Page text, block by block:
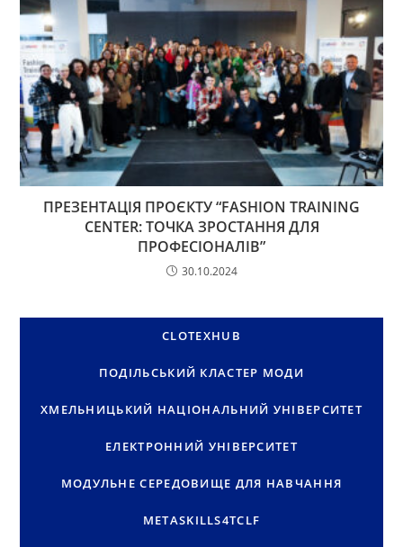
ПРЕЗЕНТАЦІЯ ПРОЄКТУ “FASHION TRAINING
CENTER: ТОЧКА ЗРОСТАННЯ ДЛЯ
ПРОФЕСІОНАЛІВ”
30.10.2024
CLOTEXHUB
ПОДІЛЬСЬКИЙ КЛАСТЕР МОДИ
ХМЕЛЬНИЦЬКИЙ НАЦІОНАЛЬНИЙ УНІВЕРСИТЕТ
ЕЛЕКТРОННИЙ УНІВЕРСИТЕТ
МОДУЛЬНЕ СЕРЕДОВИЩЕ ДЛЯ НАВЧАННЯ
METASKILLS4TCLF